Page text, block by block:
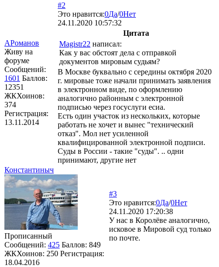
АРоманов
Живу на
форуме
Сообщений:
1601 Баллов:
12351
ЖКХоинов:
374
Регистрация:
13.11.2014
#2
Это нравится:0Да/0Нет
24.11.2020 10:57:32
Цитата
Magistr22 написал:
Как у вас обстоят дела с отправкой
документов мировым судьям?
В Москве буквально с середины октября 2020
г. мировые тоже начали принимать заявления
в электронном виде, по оформлению
аналогично районным с электронной
подписью через госуслуги есиа.
Есть один участок из нескольких, которые
работать не хочет и вынес "технический
отказ". Мол нет усиленной
квалифицированной электронной подписи.
Суды в России - такие "суды". .. одни
принимают, другие нет
Константиныч
Прописанный
Сообщений: 425 Баллов: 849
ЖКХоинов: 250 Регистрация:
18.04.2016
#3
Это нравится:0Да/0Нет
24.11.2020 17:20:38
У нас в Королёве аналогично,
исковое в Мировой суд только
по почте.